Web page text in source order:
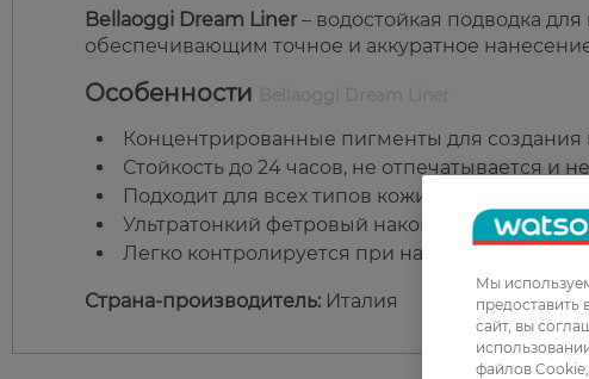
Bellaoggi Dream Liner– водостойкая подводка
обеспечивающим точное и аккуратное
Особенности
Концентрированные пигменты для создания
Стойкость до 24 часов, не отпечатывается и
Подходит для всех типов кожи.
Ультратонкий фетровый наконечник
Легко контролируется при нанесении для
Страна-производитель: Италия
Мы
сайт, вы
файлов